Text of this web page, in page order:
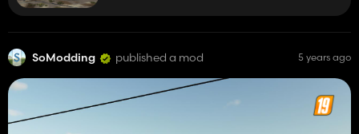
SoModding published a mod 5 years ago